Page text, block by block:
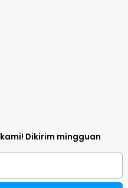
kami! Dikirim mingguan